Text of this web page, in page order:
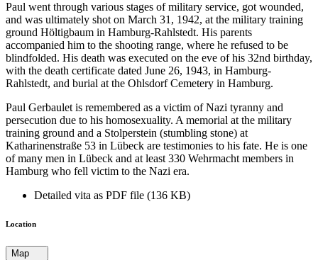
Paul went through various stages of military service, got wounded,
and was ultimately shot on March 31, 1942, at the military training
ground Höltigbaum in Hamburg-Rahlstedt. His parents
accompanied him to the shooting range, where he refused to be
blindfolded. His death was executed on the eve of his 32nd birthday,
with the death certificate dated June 26, 1943, in Hamburg-
Rahlstedt, and burial at the Ohlsdorf Cemetery in Hamburg.
Paul Gerbaulet is remembered as a victim of Nazi tyranny and
persecution due to his homosexuality. A memorial at the military
training ground and a Stolperstein (stumbling stone) at
Katharinenstraße 53 in Lübeck are testimonies to his fate. He is one
of many men in Lübeck and at least 330 Wehrmacht members in
Hamburg who fell victim to the Nazi era.
Detailed vita as PDF file (136 KB)
Location